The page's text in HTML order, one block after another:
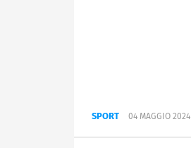
SPORT 04 MAGGIO 2024